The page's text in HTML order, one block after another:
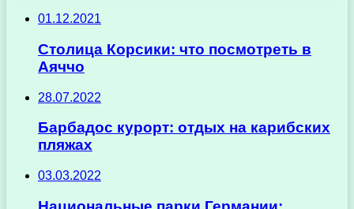
01.12.2021
Столица Корсики: что посмотреть в
Аяччо
28.07.2022
Барбадос курорт: отдых на карибских
пляжах
03.03.2022